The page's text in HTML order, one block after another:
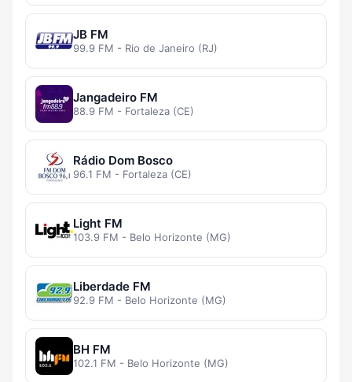
JB FM
99.9 FM - Rio de Janeiro (RJ)
Jangadeiro FM
88.9 FM - Fortaleza (CE)
Rádio Dom Bosco
96.1 FM - Fortaleza (CE)
Light FM
103.9 FM - Belo Horizonte (MG)
Liberdade FM
92.9 FM - Belo Horizonte (MG)
BH FM
102.1 FM - Belo Horizonte (MG)